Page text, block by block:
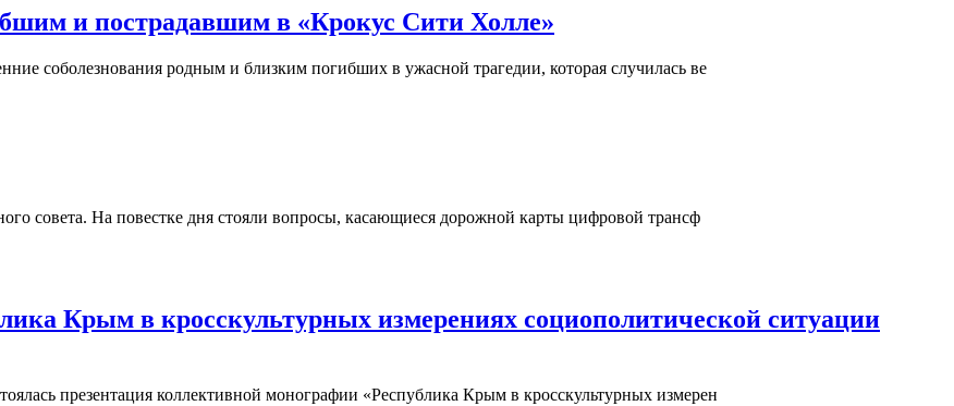
и пострадавшим в «Крокус Сити Холле»
соболезнования родным и близким погибших в ужасной трагедии, которая случилась ве
совета. На повестке дня стояли вопросы, касающиеся дорожной карты цифровой трансф
Крым в кросскультурных измерениях социополитической ситуации
презентация коллективной монографии «Республика Крым в кросскультурных измерен